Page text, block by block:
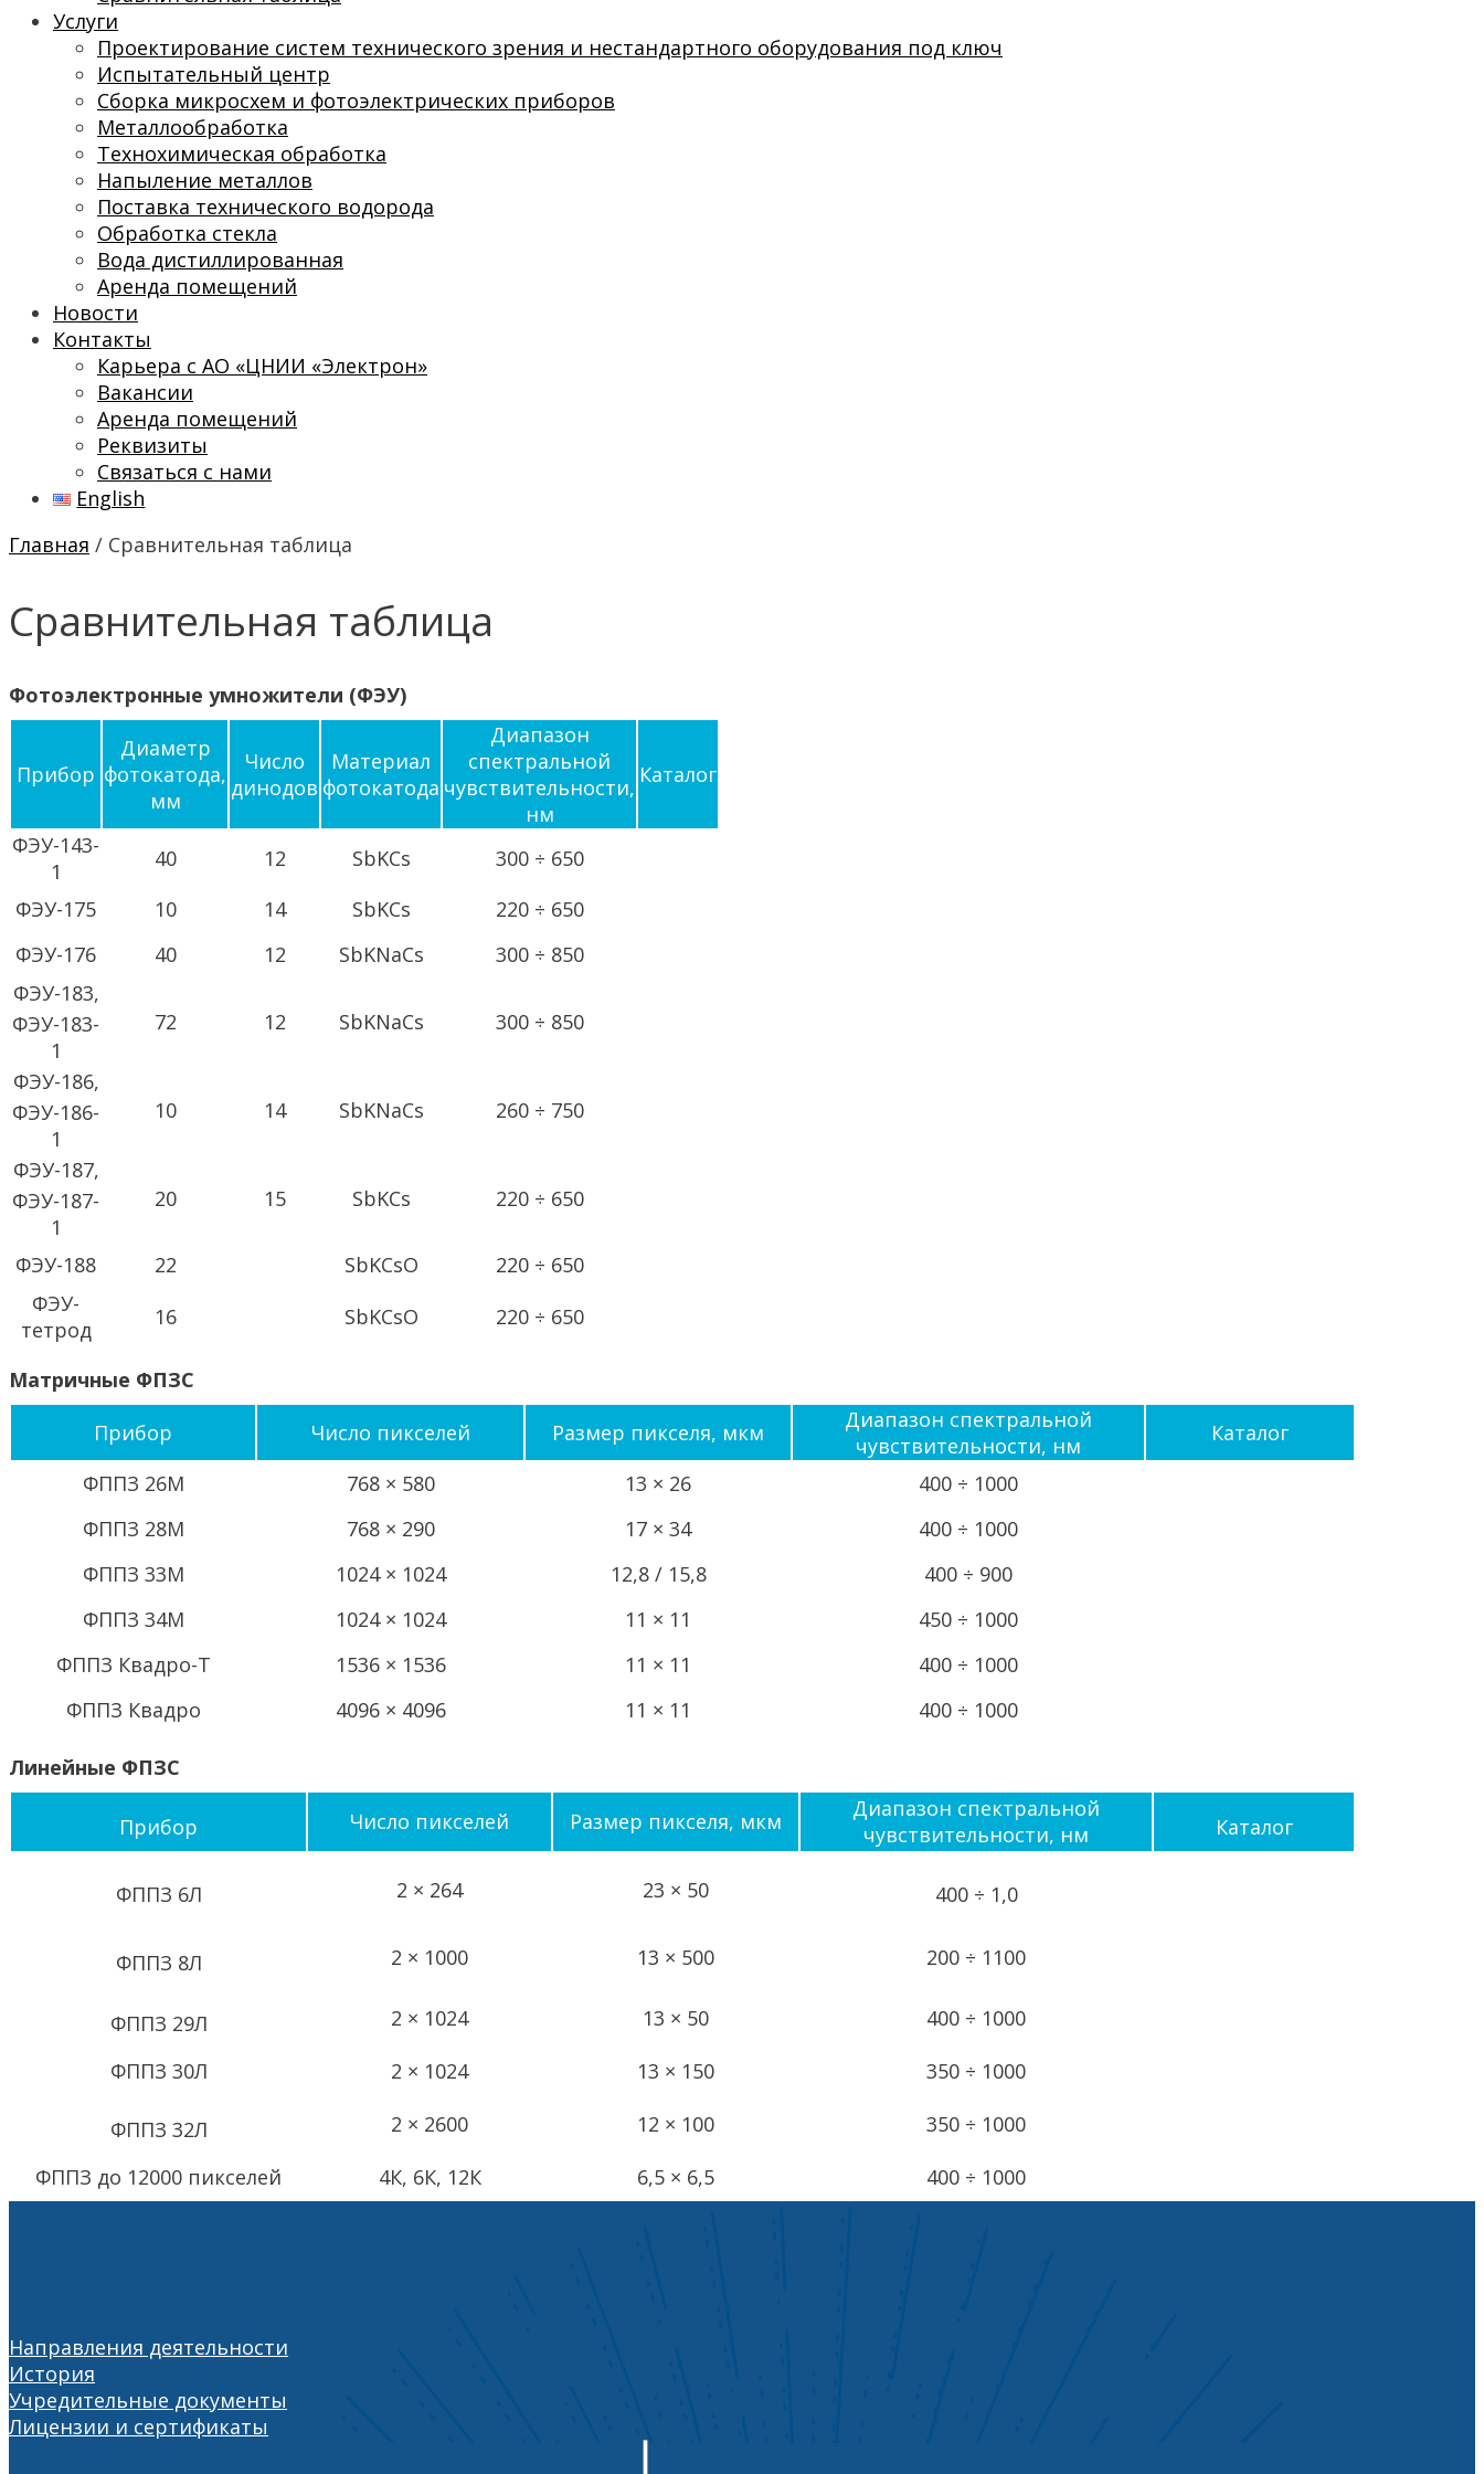
Услуги
Проектирование систем технического зрения и нестандартного оборудования под ключ
Испытательный центр
Сборка микросхем и фотоэлектрических приборов
Металлообработка
Технохимическая обработка
Напыление металлов
Поставка технического водорода
Обработка стекла
Вода дистиллированная
Аренда помещений
Новости
Контакты
Карьера с АО «ЦНИИ «Электрон»
Вакансии
Аренда помещений
Реквизиты
Связаться с нами
English
Главная / Сравнительная таблица
Сравнительная таблица
Фотоэлектронные умножители (ФЭУ)
Прибор
Диаметр
фотокатода,
мм
Число
динодов
Материал
фотокатода
Диапазон
спектральной
чувствительности,
нм
Каталог
ФЭУ-143-
1
40 12 SbKCs
300 ÷ 650
ФЭУ-175
10 14 SbKCs
220 ÷ 650
ФЭУ-176
40 12 SbKNaCs
300 ÷ 850
ФЭУ-183,
72
12 SbKNaCs 300 ÷ 850
ФЭУ-183-
1
ФЭУ-186,
10
14 SbKNaCs 260 ÷ 750
ФЭУ-186-
1
ФЭУ-187,
20
15 SbKCs 220 ÷ 650
ФЭУ-187-
1
ФЭУ-188
22 SbKCsO
220 ÷ 650
ФЭУ-
тетрод
16 SbKCsO 220 ÷ 650
Матричные ФПЗС
Прибор
Число пикселей Размер пикселя, мкм
Диапазон спектральной
чувствительности, нм
Каталог
ФППЗ 26М
768 × 580 13 × 26
400 ÷ 1000
ФППЗ 28М
768 × 290 17 × 34
400 ÷ 1000
ФППЗ 33М
1024 × 1024 12,8 / 15,8
400 ÷ 900
ФППЗ 34М
1024 × 1024 11 × 11
450 ÷ 1000
ФППЗ Квадро-Т
1536 × 1536 11 × 11
400 ÷ 1000
ФППЗ Квадро
4096 × 4096 11 × 11 400 ÷ 1000
Линейные ФПЗС
Прибор Число пикселей Размер пикселя, мкм
Диапазон спектральной
чувствительности, нм
Каталог
ФППЗ 6Л 2 × 264 23 × 50 400 ÷ 1,0
ФППЗ 8Л 2 × 1000 13 × 500 200 ÷ 1100
ФППЗ 29Л 2 × 1024 13 × 50
400 ÷ 1000
ФППЗ 30Л
2 × 1024 13 × 150 350 ÷ 1000
ФППЗ 32Л 2 × 2600 12 × 100
350 ÷ 1000
ФППЗ до 12000 пикселей
4К, 6К, 12К 6,5 × 6,5 400 ÷ 1000
Направления деятельности
История
Учредительные документы
Лицензии и сертификаты